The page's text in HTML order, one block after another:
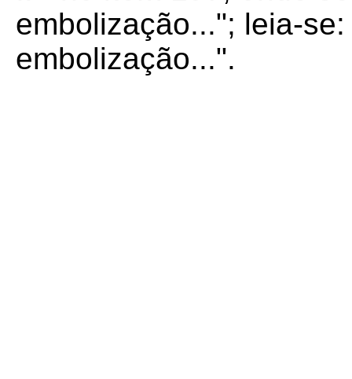
embolização..."; leia-
embolização...".